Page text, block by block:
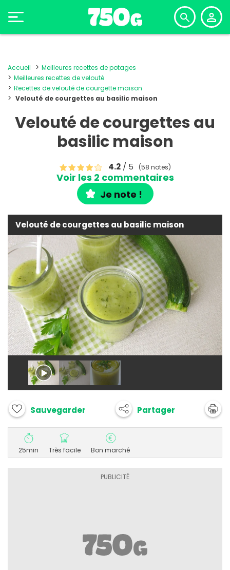
Accueil
Meilleures recettes de potages
Meilleures recettes de velouté
Recettes de velouté de courgette maison
Velouté de courgettes au basilic maison
Velouté de courgettes au
basilic maison
4.2/ 5 (58 notes)
Voir les 2 commentaires
Je note !
Velouté de courgettes au basilic maison
Sauvegarder Partager
25min Très facile Bon marché